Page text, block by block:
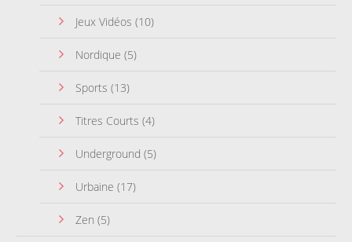
Jeux Vidéos (10)
Nordique (5)
Sports (13)
Titres Courts (4)
Underground (5)
Urbaine (17)
Zen (5)